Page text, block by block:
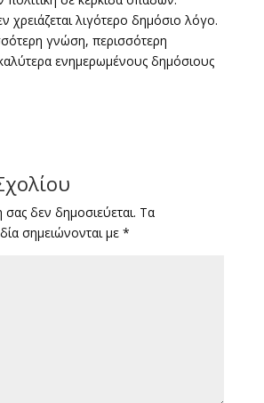
χρειάζεται λιγότερο δημόσιο λόγο.
γνώση, περισσότερη
ενημερωμένους δημόσιους
δεν δημοσιεύεται. Τα
σημειώνονται με *